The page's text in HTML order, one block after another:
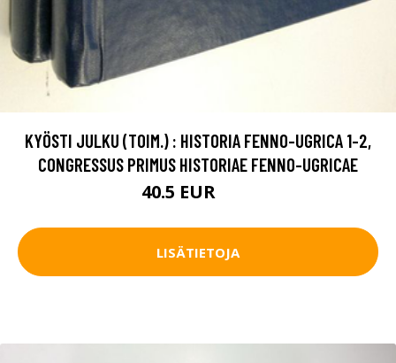
KYÖSTI JULKU (TOIM.) : HISTORIA FENNO-UGRICA 1-2,
CONGRESSUS PRIMUS HISTORIAE FENNO-UGRICAE
40.5 EUR
LISÄTIETOJA